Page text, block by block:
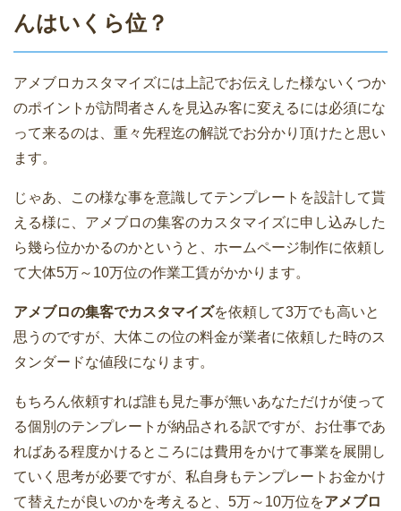
んはいくら位？
アメブロカスタマイズには上記でお伝えした様ないくつか
のポイントが訪問者さんを見込み客に変えるには必須にな
って来るのは、重々先程迄の解説でお分かり頂けたと思い
ます。
じゃあ、この様な事を意識してテンプレートを設計して貰
える様に、アメブロの集客のカスタマイズに申し込みした
ら幾ら位かかるのかというと、ホームページ制作に依頼し
て大体5万～10万位の作業工賃がかかります。
アメブロの集客でカスタマイズを依頼して3万でも高いと
思うのですが、大体この位の料金が業者に依頼した時のス
タンダードな値段になります。
もちろん依頼すれば誰も見た事が無いあなただけが使って
る個別のテンプレートが納品される訳ですが、お仕事であ
ればある程度かけるところには費用をかけて事業を展開し
ていく思考が必要ですが、私自身もテンプレートお金かけ
て替えたが良いのかを考えると、5万～10万位をアメブロ